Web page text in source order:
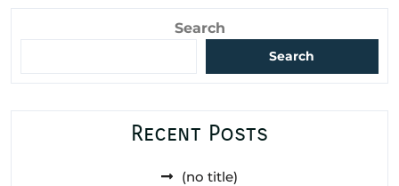
Search
Search
Recent Posts
(no title)